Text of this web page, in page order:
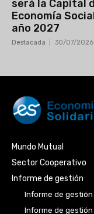
será la Capital
Economía
año 2027
Destacada 30/07/2026
Mundo Mutual
Sector Cooperativo
Informe de gestión
Informe de
Informe de